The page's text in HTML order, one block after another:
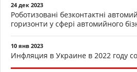
24 дек 2023
Роботизовані безконтактні
горизонти у сфері автомийного
10 янв 2023
Инфляция в Украине в 2022 году